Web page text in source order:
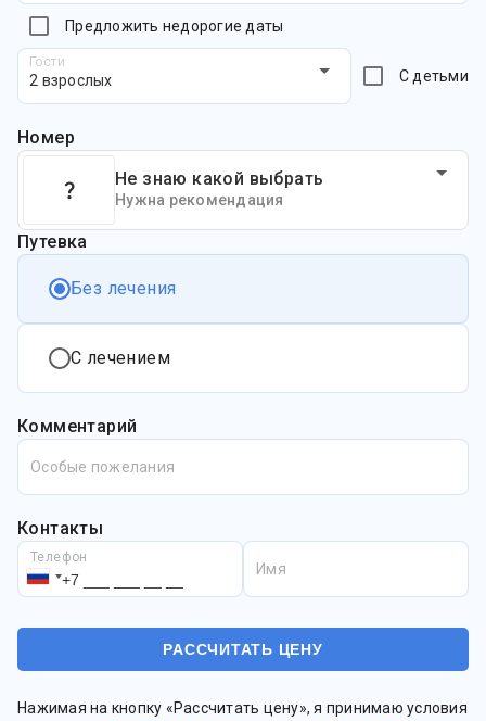
Предложить недорогие даты
Гости
2 взрослых С детьми
Номер
Не знаю какой выбрать
Нужна рекомендация
Путевка
Без лечения
С лечением
Комментарий
Особые пожелания
Контакты
Телефон
Имя
Нажимая на кнопку «Рассчитать цену», я принимаю условия